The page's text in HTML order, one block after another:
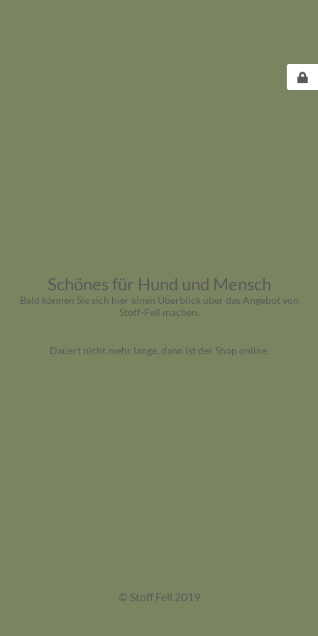
Schönes für Hund und Mensch
Bald können Sie sich hier einen Überblick über das Angebot von
Stoff-Fell machen.
Dauert nicht mehr lange, dann ist der Shop online.
© Stoff Fell 2019